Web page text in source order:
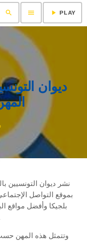
search menu play_arrow PLAY
ديوان
نشر ديوان
بموقع التواصل
بلجيكا وأفضل مواقع
وتتمثل هذه المهن